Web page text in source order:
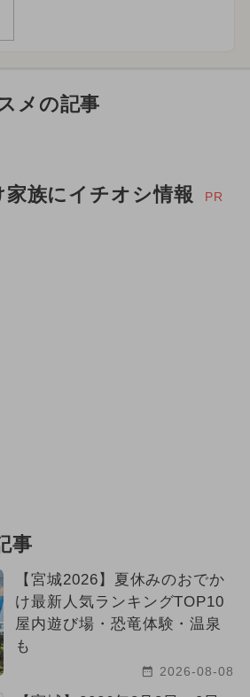
メの記事
族にイチオシ情報 PR
事
【宮城2026】夏休みのおでか
け最新人気ランキングTOP10
屋内遊び場・恐竜体験・温泉
も
2026-08-08